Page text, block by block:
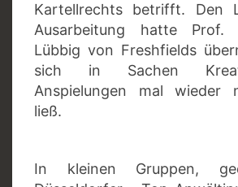
Kartellrechts betrifft. Den
Ausarbeitung hatte Prof.
Lübbig von Freshfields
sich in Sachen
Anspielungen mal wieder
ließ.
In kleinen Gruppen,